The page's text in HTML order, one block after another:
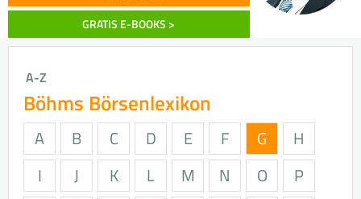
GRATIS E-BOOKS >
A-Z
Böhms Börsenlexikon
A B C D E F G
H
I
J K L M N O
P